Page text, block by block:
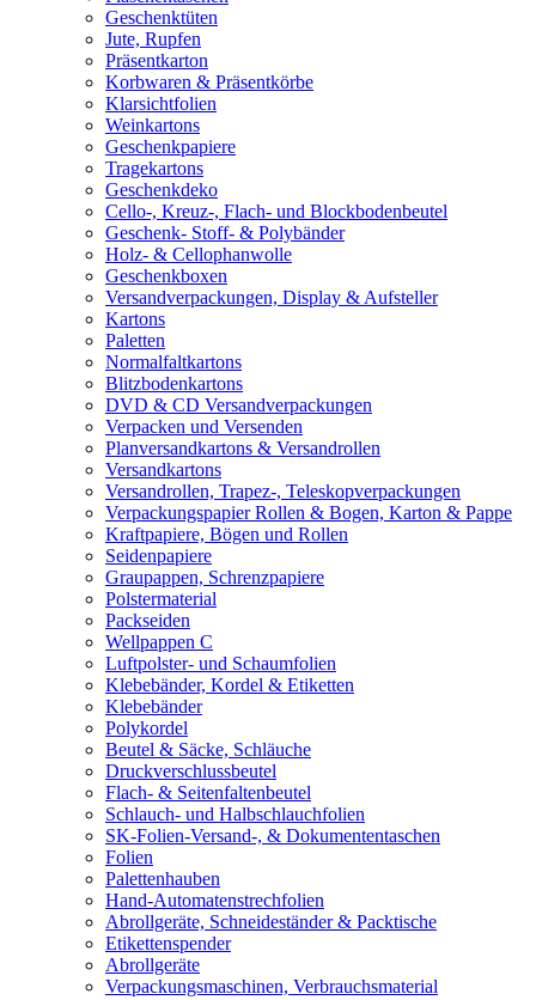
Geschenktüten
Jute, Rupfen
Präsentkarton
Korbwaren & Präsentkörbe
Klarsichtfolien
Weinkartons
Geschenkpapiere
Tragekartons
Geschenkdeko
Cello-, Kreuz-, Flach- und Blockbodenbeutel
Geschenk- Stoff- & Polybänder
Holz- & Cellophanwolle
Geschenkboxen
Versandverpackungen, Display & Aufsteller
Kartons
Paletten
Normalfaltkartons
Blitzbodenkartons
DVD & CD Versandverpackungen
Verpacken und Versenden
Planversandkartons & Versandrollen
Versandkartons
Versandrollen, Trapez-, Teleskopverpackungen
Verpackungspapier Rollen & Bogen, Karton & Pappe
Kraftpapiere, Bögen und Rollen
Seidenpapiere
Graupappen, Schrenzpapiere
Polstermaterial
Packseiden
Wellpappen C
Luftpolster- und Schaumfolien
Klebebänder, Kordel & Etiketten
Klebebänder
Polykordel
Beutel & Säcke, Schläuche
Druckverschlussbeutel
Flach- & Seitenfaltenbeutel
Schlauch- und Halbschlauchfolien
SK-Folien-Versand-, & Dokumententaschen
Folien
Palettenhauben
Hand-Automatenstrechfolien
Abrollgeräte, Schneideständer & Packtische
Etikettenspender
Abrollgeräte
Verpackungsmaschinen, Verbrauchsmaterial